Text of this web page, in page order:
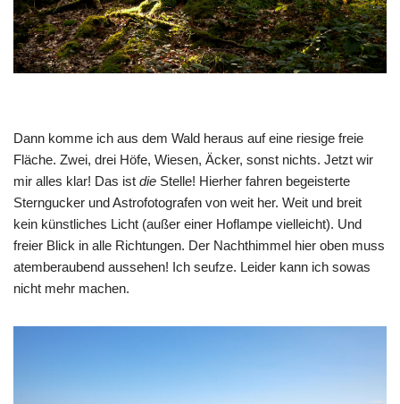
Dann komme ich aus dem Wald heraus auf eine riesige freie
Fläche. Zwei, drei Höfe, Wiesen, Äcker, sonst nichts. Jetzt wir
mir alles klar! Das ist die Stelle! Hierher fahren begeisterte
Sterngucker und Astrofotografen von weit her. Weit und breit
kein künstliches Licht (außer einer Hoflampe vielleicht). Und
freier Blick in alle Richtungen. Der Nachthimmel hier oben muss
atemberaubend aussehen! Ich seufze. Leider kann ich sowas
nicht mehr machen.